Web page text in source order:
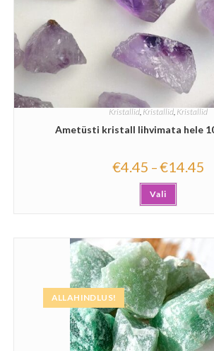
Kristallid, Kristallid, Kristallid
Ametüsti kristall lihvimata hele
€4.45 –€14.45
Vali
ALLAHINDLUS!